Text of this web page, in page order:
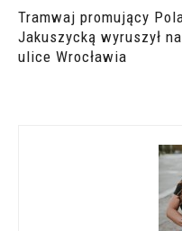
Tramwaj promujący
Jakuszycką wyruszył na
ulice Wrocławia